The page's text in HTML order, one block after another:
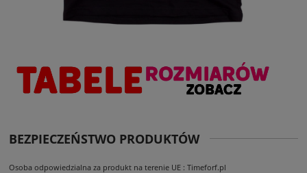
BEZPIECZEŃSTWO PRODUKTÓW
Osoba odpowiedzialna za produkt na terenie UE : Timeforf.pl